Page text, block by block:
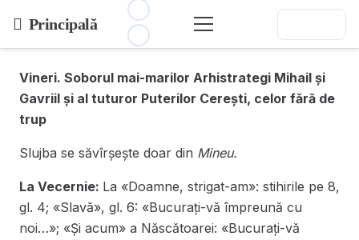
Principală
Vineri. Soborul mai-marilor Arhistrategi Mihail și
Gavriil și al tuturor Puterilor Cerești, celor fără de
trup
Slujba se săvîrșește doar din Mineu.
La Vecernie: La «Doamne, strigat-am»: stihirile pe 8,
gl. 4; «Slavă», gl. 6: «Bucurați-vă împreună cu
noi…»; «Și acum» a Născătoarei: «Bucurați-vă